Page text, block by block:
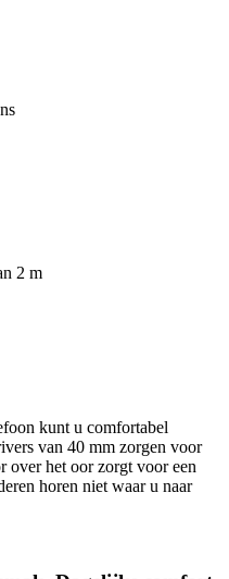
2 m
kunt u comfortabel
van 40 mm zorgen voor
over het oor zorgt voor een
horen niet waar u naar